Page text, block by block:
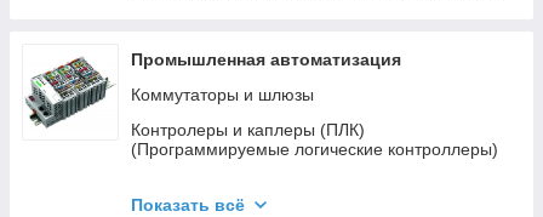
Промышленная автоматизация
Коммутаторы и шлюзы
Контролеры и каплеры (ПЛК)
(Программируемые логические контроллеры)
Показать всё